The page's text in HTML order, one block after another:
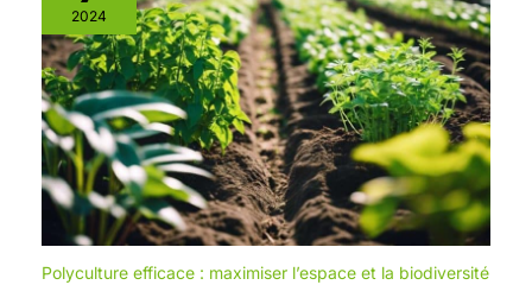
2024
Polyculture efficace : maximiser l’espace et la biodiversité